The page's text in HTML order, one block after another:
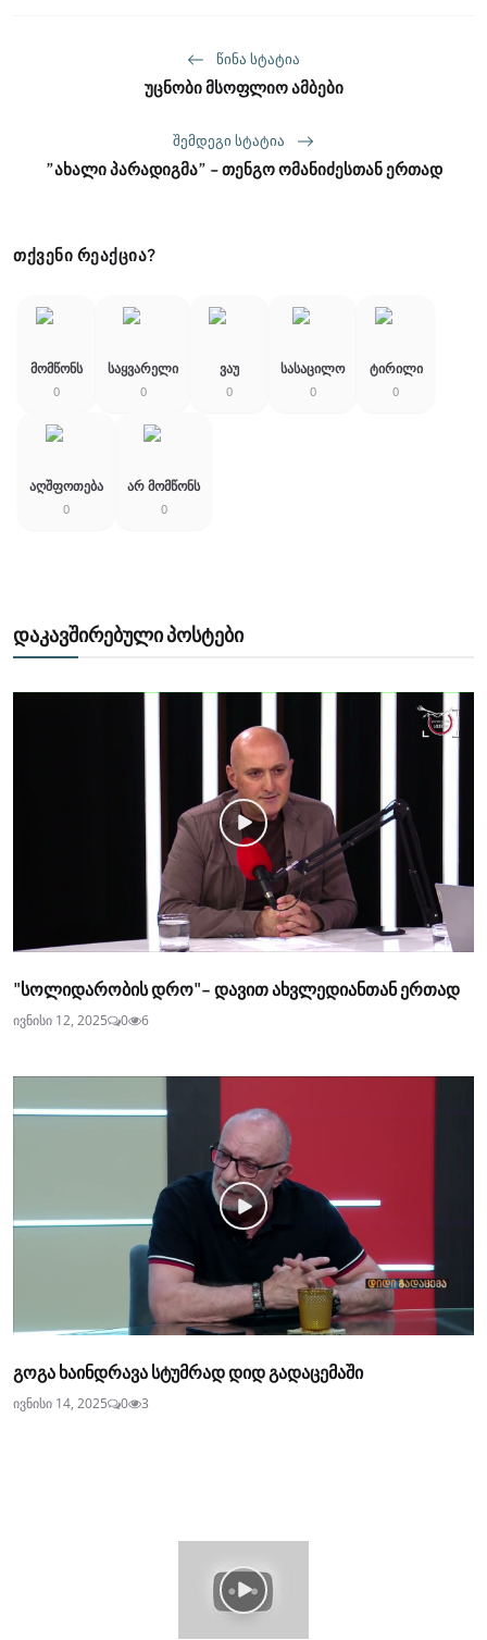
ᲬᲘᲜᲐ ᲡᲢᲐᲢᲘᲐ
უცნობი მსოფლიო ამბები
ᲨᲔᲛᲓᲔᲒᲘ ᲡᲢᲐᲢᲘᲐ
”ახალი პარადიგმა” - თენგო ომანიძესთან ერთად
ᲗᲥᲕᲔᲜᲘ ᲠᲔᲐᲥᲪᲘᲐ?
Მომწონს
0
Საყვარელი
0
Ვაუ
0
Სასაცილო
0
Ტირილი
0
Აღშფოთება
0
Არ Მომწონს
0
დაკავშირებული პოსტები
"სოლიდარობის დრო"- დავით ახვლედიანთან ერთად
ივნისი 12, 2025 0 6
გოგა ხაინდრავა სტუმრად დიდ გადაცემაში
ივნისი 14, 2025 0 3